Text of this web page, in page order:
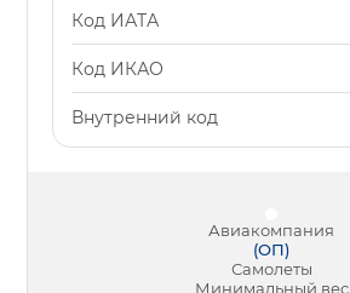
Код ИАТА
Код ИКАО
Внутренний код
Авиакомпания
(ОП)
Самолеты
Минимальный вес